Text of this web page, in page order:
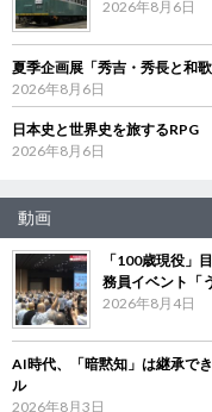
2026年8月6日
夏季企画展「秀吉・秀長と和
2026年8月6日
日本史と世界史を旅する
2026年8月6日
動画
「100歳現役
務員イベント「
2026年8月4日
AI時代、「暗黙知」は継承で
ル
2026年8月3日